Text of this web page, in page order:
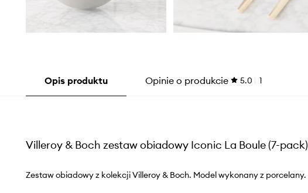
Opis produktu Opinie o produkcie 5.0 1
Villeroy & Boch zestaw obiadowy Iconic La Boule (7-pack)
Zestaw obiadowy z kolekcji Villeroy & Boch. Model wykonany z porcelany.